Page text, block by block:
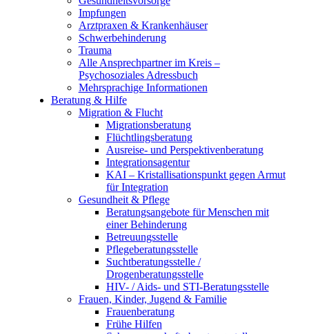
Impfungen
Arztpraxen & Krankenhäuser
Schwerbehinderung
Trauma
Alle Ansprechpartner im Kreis –
Psychosoziales Adressbuch
Mehrsprachige Informationen
Beratung & Hilfe
Migration & Flucht
Migrationsberatung
Flüchtlingsberatung
Ausreise- und Perspektivenberatung
Integrationsagentur
KAI – Kristallisationspunkt gegen Armut
für Integration
Gesundheit & Pflege
Beratungsangebote für Menschen mit
einer Behinderung
Betreuungsstelle
Pflegeberatungsstelle
Suchtberatungsstelle /
Drogenberatungsstelle
HIV- / Aids- und STI-Beratungsstelle
Frauen, Kinder, Jugend & Familie
Frauenberatung
Frühe Hilfen